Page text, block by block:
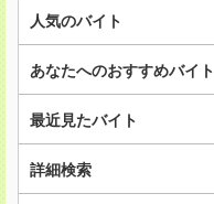
人気のバイト
あなたへのおすすめバイト
最近見たバイト
詳細検索